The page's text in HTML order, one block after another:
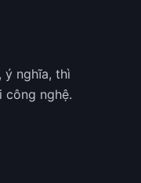
ý nghĩa, thì
công nghệ.